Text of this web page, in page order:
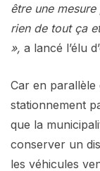
être une mesure
rien de tout ça
», a lancé l’élu
Car en
stationnement
que la
conserver un
les véhicules